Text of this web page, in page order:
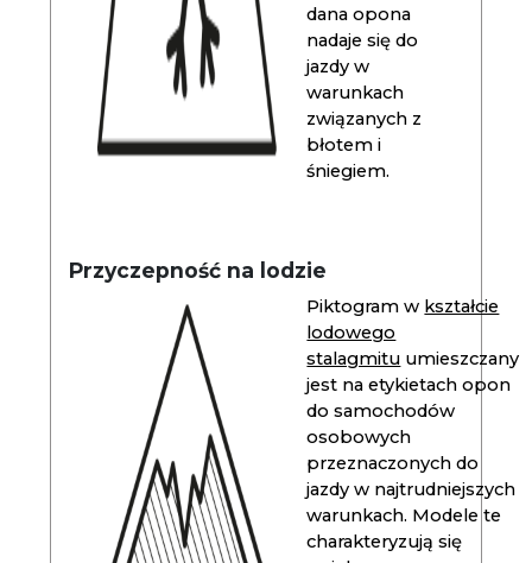
dana opona
nadaje się do
jazdy w
warunkach
związanych z
błotem i
śniegiem.
Przyczepność na lodzie
Piktogram w kształcie
lodowego
stalagmitu umieszczany
jest na etykietach opon
do samochodów
osobowych
przeznaczonych do
jazdy w najtrudniejszych
warunkach. Modele te
charakteryzują się